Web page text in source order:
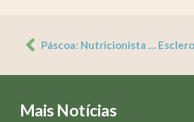
Páscoa: Nutricionista orienta como usar o chocolate a favor da saúde
Mais Notícias